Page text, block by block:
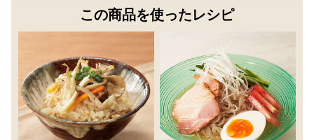
この商品を使ったレシピ